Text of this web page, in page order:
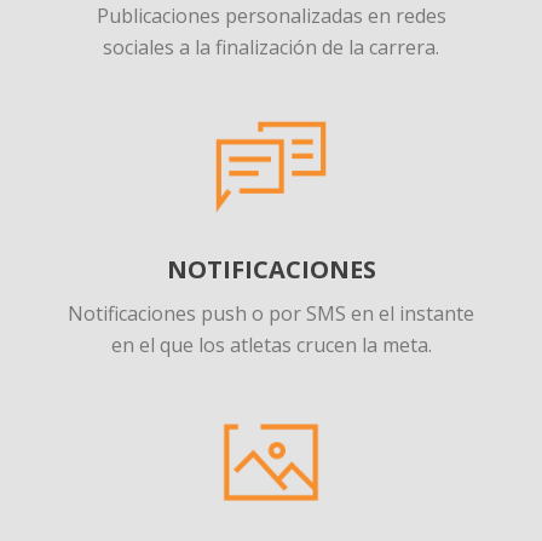
Publicaciones personalizadas en redes
sociales a la finalización de la carrera.
NOTIFICACIONES
Notificaciones push o por SMS en el instante
en el que los atletas crucen la meta.